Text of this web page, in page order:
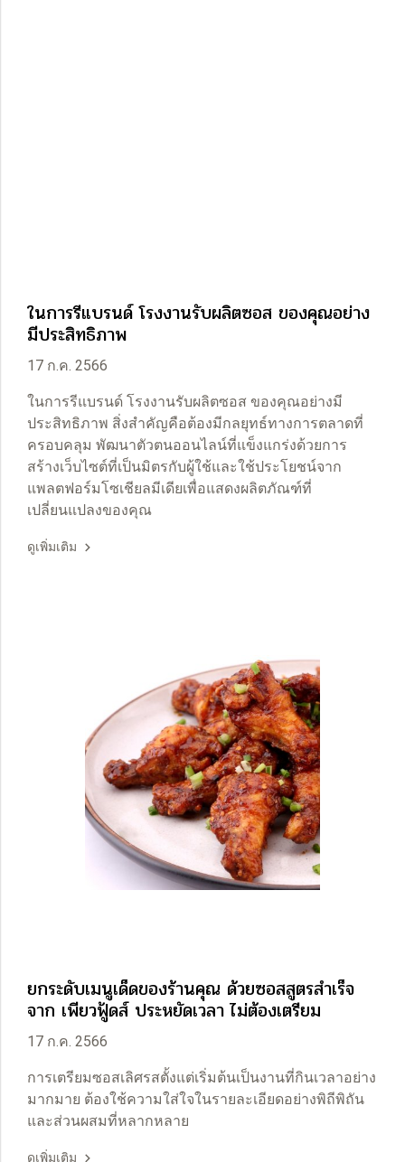
ในการรีแบรนด์ โรงงานรับผลิตซอส ของคุณอย่าง
มีประสิทธิภาพ
17 ก.ค. 2566
ในการรีแบรนด์ โรงงานรับผลิตซอส ของคุณอย่างมี
ประสิทธิภาพ สิ่งสำคัญคือต้องมีกลยุทธ์ทางการตลาดที่
ครอบคลุม พัฒนาตัวตนออนไลน์ที่แข็งแกร่งด้วยการ
สร้างเว็บไซต์ที่เป็นมิตรกับผู้ใช้และใช้ประโยชน์จาก
แพลตฟอร์มโซเชียลมีเดียเพื่อแสดงผลิตภัณฑ์ที่
เปลี่ยนแปลงของคุณ
ดูเพิ่มเติม
ยกระดับเมนูเด็ดของร้านคุณ ด้วยซอสสูตรสำเร็จ
จาก เพียวฟู้ดส์ ประหยัดเวลา ไม่ต้องเตรียม
17 ก.ค. 2566
การเตรียมซอสเลิศรสตั้งแต่เริ่มต้นเป็นงานที่กินเวลาอย่าง
มากมาย ต้องใช้ความใส่ใจในรายละเอียดอย่างพิถีพิถัน
และส่วนผสมที่หลากหลาย
ดูเพิ่มเติม